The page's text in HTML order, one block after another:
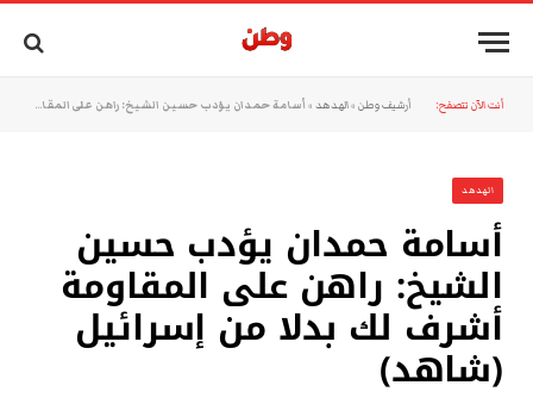
أنت الآن تتصفح: أرشيف وطن »الهدهد » أسامة حمدان يؤدب حسين الشيخ: راهن على المقاومة أشرف لك بدلا من إسرائيل (شاهد)
الهدهد
أسامة حمدان يؤدب حسين
الشيخ: راهن على المقاومة
أشرف لك بدلا من إسرائيل
(شاهد)